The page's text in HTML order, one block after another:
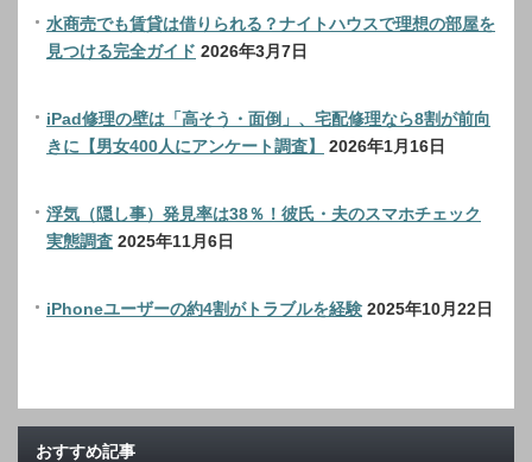
水商売でも賃貸は借りられる？ナイトハウスで理想の部屋を
見つける完全ガイド 2026年3月7日
iPad修理の壁は「高そう・面倒」、宅配修理なら8割が前向
きに【男女400人にアンケート調査】
2026年1月16日
浮気（隠し事）発見率は38％！彼氏・夫のスマホチェック
実態調査 2025年11月6日
iPhoneユーザーの約4割がトラブルを経験 2025年10月22日
おすすめ記事